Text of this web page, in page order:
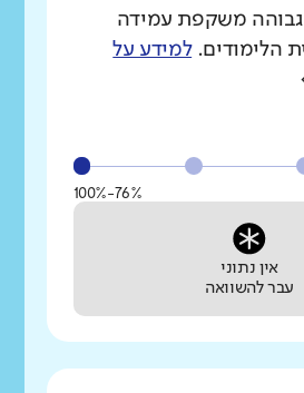
משקפת עמידה
הלימודים.למידע על
76%-100%
אין נתוני
עבר להשוואה